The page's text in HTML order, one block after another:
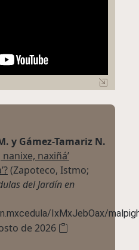
y Gámez-Tamariz N.
naxiñá’
(Zapoteco, Istmo;
del Jardín en
IxMxJebOax/
de 2026